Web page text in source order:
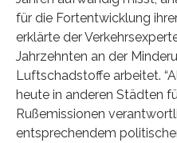
für die Fortentwicklung
erklärte der
Jahrzehnten an der
Luftschadstoffe arbeitet.
heute in anderen Städten
Rußemissionen
entsprechendem